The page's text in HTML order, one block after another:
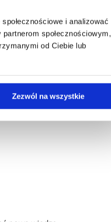
i analizować
społecznościowym,
od Ciebie lub
Zezwól na wszystkie